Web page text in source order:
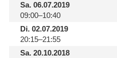
Sa.06.07.2019
09:00–10:40
Di.02.07.2019
20:15–21:55
Sa.20.10.2018